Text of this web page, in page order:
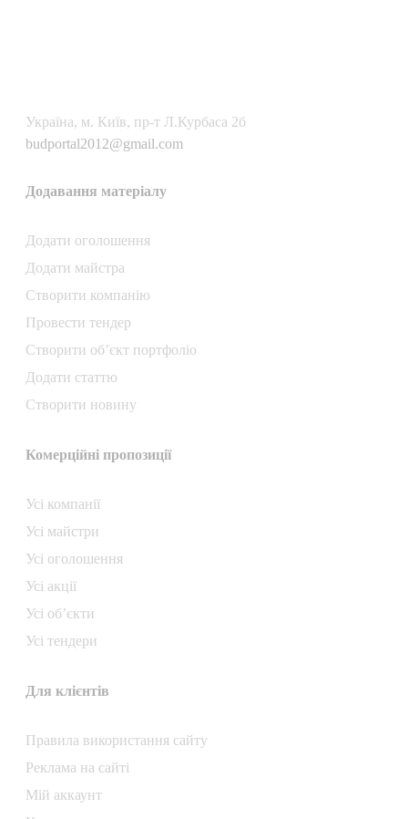
Українa, м. Київ, пр-т Л.Курбаса 2б
budportal2012@gmail.com
Додавання матеріалу
Додати oголошення
Додати майстра
Створити компанiю
Провести тендер
Створити об’єкт портфоліо
Додати статтю
Створити новину
Комерційні пропозиції
Усі компанії
Усі майстри
Усі оголошення
Усі акції
Усі об’єкти
Усі тендери
Для клієнтів
Правила використання сайту
Реклама на сайті
Мій аккаунт